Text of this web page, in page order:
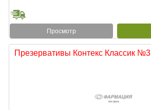
Просмотр
Презервативы Контекс Классик №3